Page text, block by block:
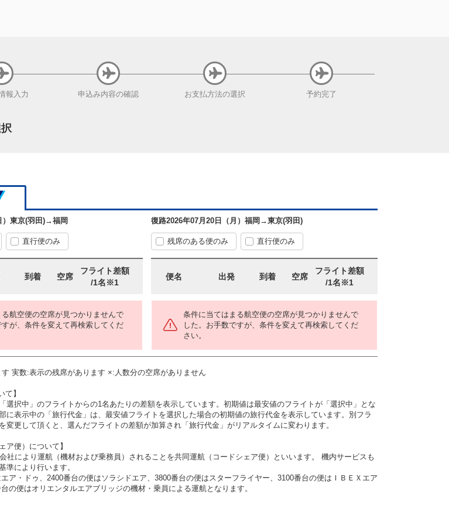
報入力 申込み内容の確認 お支払方法の選択 予約完了
東京(羽田)→福岡
直行便のみ
到着 空席
フライト差額
/1名※1
航空便の空席が見つかりませんで
すが、条件を変えて再検索してくだ
復路2026年07月20日（月） 福岡 →東京(羽田)
残席のある便のみ 直行便のみ
便名 出発 到着 空席
フライト差額
/1名※1
条件に当てはまる航空便の空席が見つかりませんで
した。お手数ですが、条件を変えて再検索してくだ
さい。
実数:表示の残席があります ×:人数分の空席がありません
て】
選択中」のフライトからの1名あたりの差額を表示しています。初期値は最安値のフライトが「選択中」とな
に表示中の「旅行代金」は、最安値フライトを選択した場合の初期値の旅行代金を表示しています。別フラ
変更して頂くと、選んだフライトの差額が加算され「旅行代金」がリアルタイムに変わります。
ア便）について】
社により運航（機材および乗務員）されることを共同運航（コードシェア便）といいます。 機内サービスも
準により行います。
ア・ドゥ、2400番台の便はソラシドエア、3800番台の便はスターフライヤー、3100番台の便はＩＢＥＸエア
の便はオリエンタルエアブリッジの機材・乗員による運航となります。